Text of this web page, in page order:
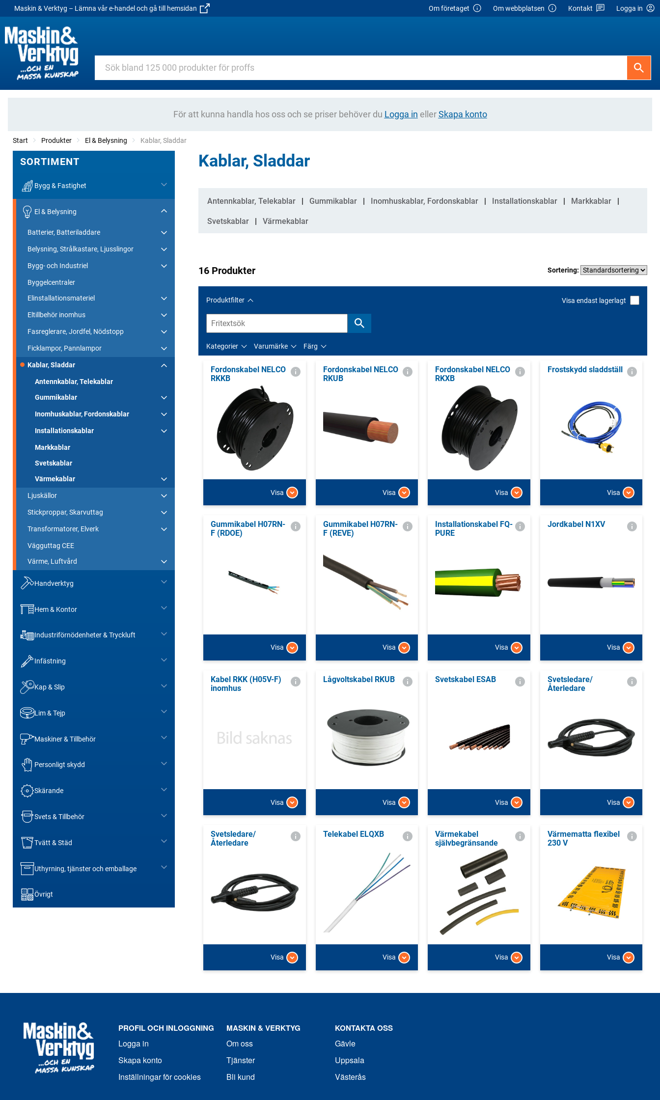
Maskin & Verktyg – Lämna vår e-handel och gå till hemsidan Om företaget Om webbplatsen Kontakt Logga in
För att kunna handla hos oss och se priser behöver du Logga in ellerSkapa konto
Start Produkter El & Belysning Current:
Kablar, Sladdar
SORTIMENT
Bygg & Fastighet
El & Belysning
Batterier, Batteriladdare
Belysning, Strålkastare, Ljusslingor
Bygg- och Industriel
Byggelcentraler
Elinstallationsmateriel
Eltillbehör inomhus
Fasreglerare, Jordfel, Nödstopp
Ficklampor, Pannlampor
Kablar, Sladdar
Antennkablar, Telekablar
Gummikablar
Inomhuskablar, Fordonskablar
Installationskablar
Markkablar
Svetskablar
Värmekablar
Ljuskällor
Stickproppar, Skarvuttag
Transformatorer, Elverk
Vägguttag CEE
Värme, Luftvård
Handverktyg
Hem & Kontor
Industriförnödenheter & Tryckluft
Infästning
Kap & Slip
Lim & Tejp
Maskiner & Tillbehör
Personligt skydd
Skärande
Svets & Tillbehör
Tvätt & Städ
Uthyrning, tjänster och emballage
Övrigt
Kablar, Sladdar
Kategorier
Antennkablar, Telekablar Gummikablar Inomhuskablar, Fordonskablar Installationskablar Markkablar
Svetskablar Värmekablar
16 Produkter Sortering:
Produktfilter Visa endast lagerlagt
Kategorier Varumärke Färg
Fordonskabel NELCO
RKKB
Visa
Fordonskabel NELCO
RKUB
Visa
Fordonskabel NELCO
RKXB
Visa
Frostskydd sladdställ
Visa
Gummikabel H07RN-
F (RDOE)
Visa
Gummikabel H07RN-
F (REVE)
Visa
Installationskabel FQ-
PURE
Visa
Jordkabel N1XV
Visa
Kabel RKK (H05V-F)
inomhus
Visa
Lågvoltskabel RKUB
Visa
Svetskabel ESAB
Visa
Svetsledare/
Återledare
Visa
Svetsledare/
Återledare
Visa
Telekabel ELQXB
Visa
Värmekabel
självbegränsande
Visa
Värmematta flexibel
230 V
Visa
PROFIL OCH INLOGGNING
Logga in
Skapa konto
Inställningar för cookies
MASKIN & VERKTYG
Om oss
Tjänster
Bli kund
KONTAKTA OSS
Gävle
Uppsala
Västerås